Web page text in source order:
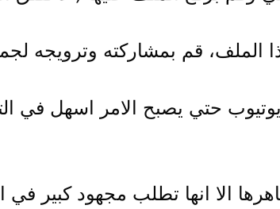
الملف، قم بمشاركته وترويجه
حتي يصبح الامر اسهل في
الا انها تطلب مجهود كبير في